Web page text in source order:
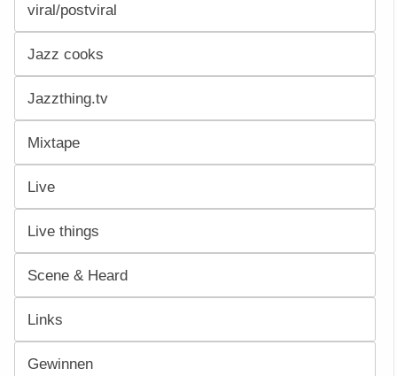
viral/postviral
Jazz cooks
Jazzthing.tv
Mixtape
Live
Live things
Scene & Heard
Links
Gewinnen